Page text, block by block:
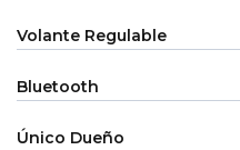
Volante Regulable
Bluetooth
Único Dueño